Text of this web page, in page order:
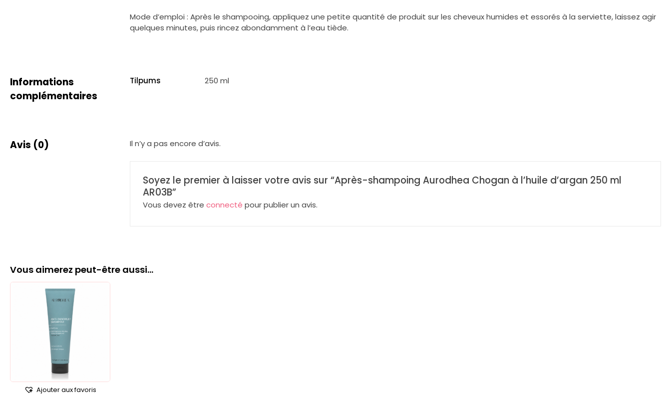
Mode d’emploi : Après le shampooing, appliquez une petite quantité de produit sur les cheveux humides et essorés à la serviette, laissez agir
quelques minutes, puis rincez abondamment à l’eau tiède.
Informations
complémentaires
Tilpums 250 ml
Avis (0) Il n’y a pas encore d’avis.
Soyez le premier à laisser votre avis sur “Après-shampoing Aurodhea Chogan à l’huile d’argan 250 ml
AR03B”
Vous devez êtreconnecté pour publier un avis.
Vous aimerez peut-être aussi…
Ajouter aux favoris